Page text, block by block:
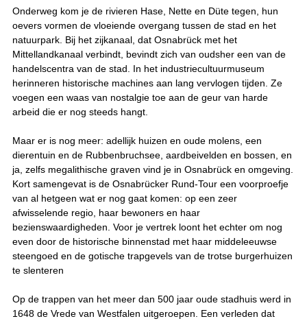
Onderweg kom je de rivieren Hase, Nette en Düte tegen, hun
oevers vormen de vloeiende overgang tussen de stad en het
natuurpark. Bij het zijkanaal, dat Osnabrück met het
Mittellandkanaal verbindt, bevindt zich van oudsher een van de
handelscentra van de stad. In het industriecultuurmuseum
herinneren historische machines aan lang vervlogen tijden. Ze
voegen een waas van nostalgie toe aan de geur van harde
arbeid die er nog steeds hangt.
Maar er is nog meer: adellijk huizen en oude molens, een
dierentuin en de Rubbenbruchsee, aardbeivelden en bossen, en
ja, zelfs megalithische graven vind je in Osnabrück en omgeving.
Kort samengevat is de Osnabrücker Rund-Tour een voorproefje
van al hetgeen wat er nog gaat komen: op een zeer
afwisselende regio, haar bewoners en haar
bezienswaardigheden. Voor je vertrek loont het echter om nog
even door de historische binnenstad met haar middeleeuwse
steengoed en de gotische trapgevels van de trotse burgerhuizen
te slenteren
Op de trappen van het meer dan 500 jaar oude stadhuis werd in
1648 de Vrede van Westfalen uitgeroepen. Een verleden dat